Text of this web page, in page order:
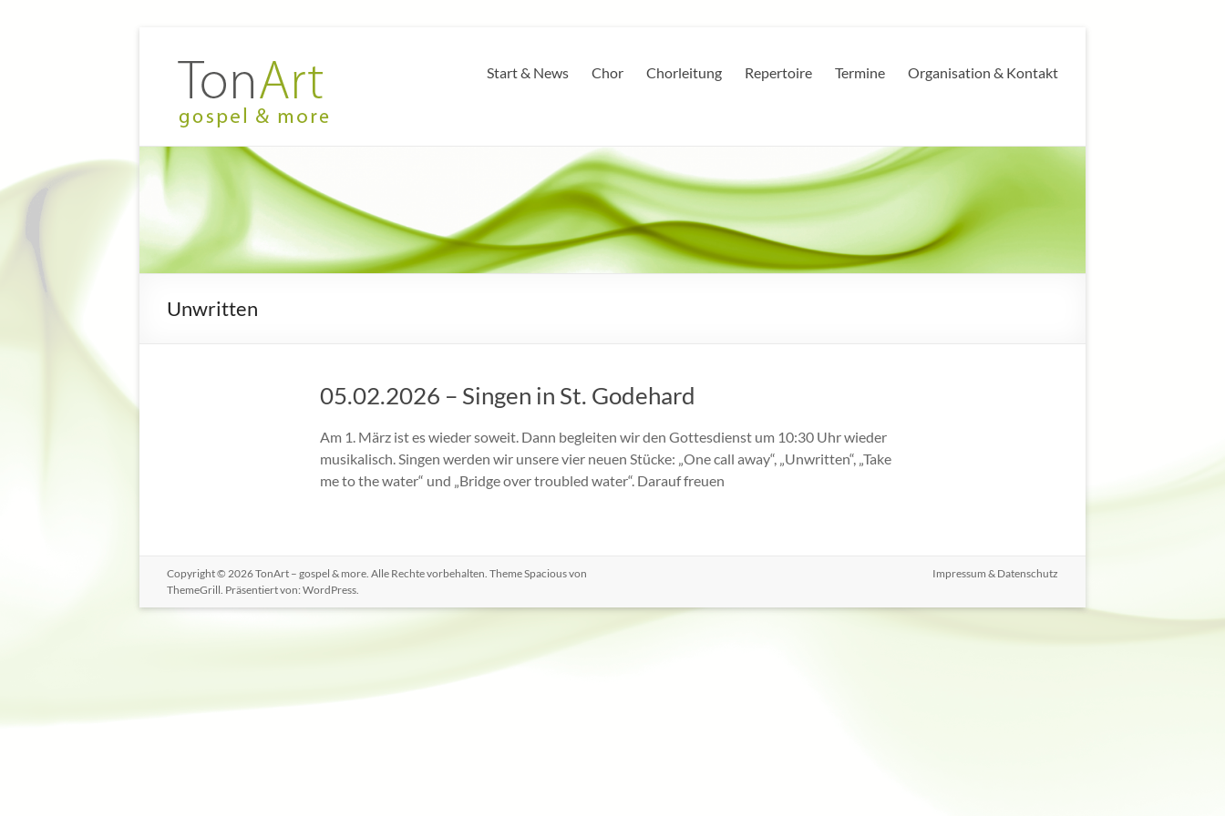
TonArt
gospel
&
more
Mein Chor
Hannover-
Linden
Start & News Chor Chorleitung Repertoire Termine Organisation & Kontakt
Unwritten
05.02.2026 – Singen in St. Godehard
Am 1. März ist es wieder soweit. Dann begleiten wir den Gottesdienst um 10:30 Uhr wieder
musikalisch. Singen werden wir unsere vier neuen Stücke: „One call away“, „Unwritten“, „Take
me to the water“ und „Bridge over troubled water“. Darauf freuen
Copyright © 2026TonArt – gospel & more. Alle Rechte vorbehalten. ThemeSpaciousvon
ThemeGrill. Präsentiert von: WordPress.
Impressum & Datenschutz